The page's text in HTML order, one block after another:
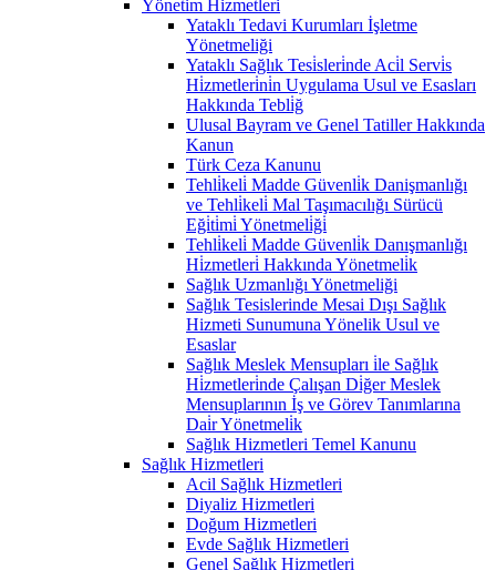
Yönetim Hizmetleri
Yataklı Tedavi Kurumları İşletme
Yönetmeliği
Yataklı Sağlık Tesi̇sleri̇nde Aci̇l Servi̇s
Hi̇zmetleri̇ni̇n Uygulama Usul ve Esasları
Hakkında Tebli̇ğ
Ulusal Bayram ve Genel Tatiller Hakkında
Kanun
Türk Ceza Kanunu
Tehli̇keli̇ Madde Güvenli̇k Danişmanlığı
ve Tehli̇keli̇ Mal Taşımacılığı Sürücü
Eği̇ti̇mi̇ Yönetmeli̇ği̇
Tehli̇keli̇ Madde Güvenli̇k Danışmanlığı
Hi̇zmetleri̇ Hakkında Yönetmeli̇k
Sağlık Uzmanlığı Yönetmeliği
Sağlık Tesislerinde Mesai Dışı Sağlık
Hizmeti Sunumuna Yönelik Usul ve
Esaslar
Sağlık Meslek Mensupları i̇le Sağlık
Hi̇zmetleri̇nde Çalışan Di̇ğer Meslek
Mensuplarının İş ve Görev Tanımlarına
Dai̇r Yönetmeli̇k
Sağlık Hizmetleri Temel Kanunu
Sağlık Hizmetleri
Acil Sağlık Hizmetleri
Diyaliz Hizmetleri
Doğum Hizmetleri
Evde Sağlık Hizmetleri
Genel Sağlık Hizmetleri